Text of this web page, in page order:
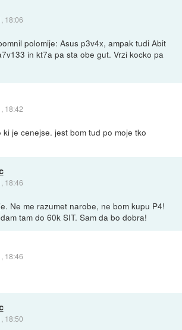
18:06
polomije: Asus p3v4x, ampak tudi Abit
in kt7a pa sta obe gut. Vrzi kocko pa
18:42
je cenejse. jest bom tud po moje tko
18:46
Ne me razumet narobe, ne bom kupu P4!
tam do 60k SIT. Sam da bo dobra!
18:46
18:50